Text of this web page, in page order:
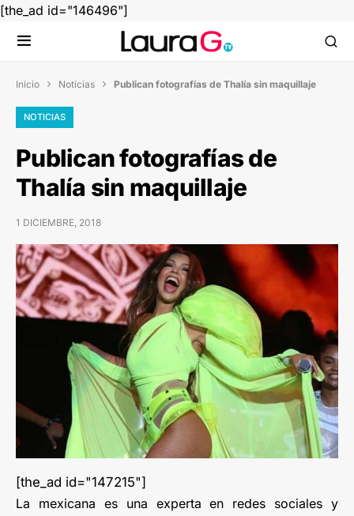
[the_ad id="146496"]
Inicio  Noticias  Publican fotografías de Thalía sin maquillaje
NOTICIAS
Publican fotografías de
Thalía sin maquillaje
1 DICIEMBRE, 2018
[the_ad id="147215"]
La mexicana es una experta en redes sociales y